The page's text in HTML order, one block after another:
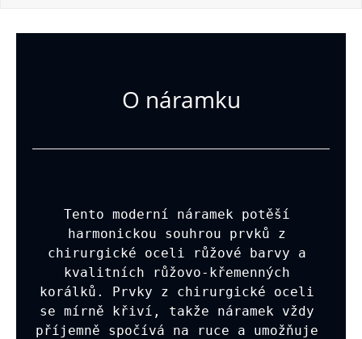
O náramku
Tento moderní náramek potěší
harmonickou souhrou prvků z
chirurgické oceli růžové barvy a
kvalitních růžovo-křemenných
korálků. Prvky z chirurgické oceli
se mírně křiví, takže náramek vždy
příjemně spočívá na ruce a umožňuje